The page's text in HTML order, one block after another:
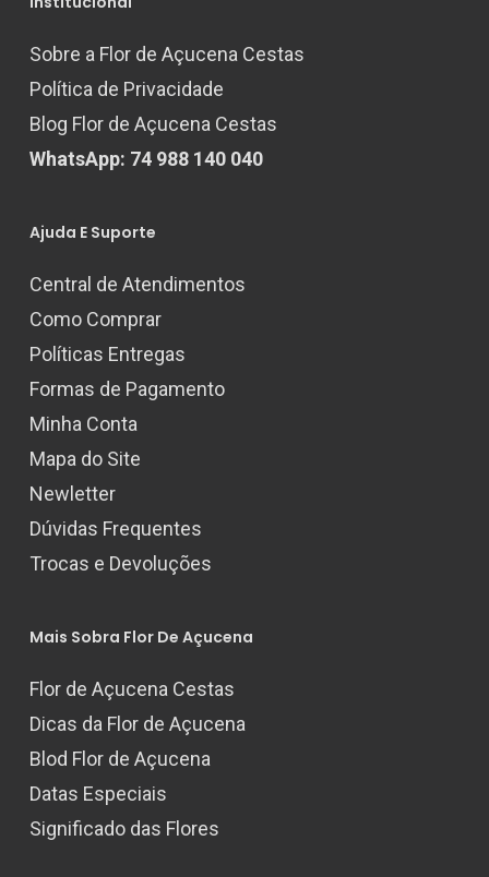
Sobre a Flor de Açucena Cestas
Política de Privacidade
Blog Flor de Açucena Cestas
WhatsApp: 74 988 140 040
Ajuda E Suporte
Central de Atendimentos
Como Comprar
Políticas Entregas
Formas de Pagamento
Minha Conta
Mapa do Site
Newletter
Dúvidas Frequentes
Trocas e Devoluções
Mais Sobra Flor De Açucena
Flor de Açucena Cestas
Dicas da Flor de Açucena
Blod Flor de Açucena
Datas Especiais
Significado das Flores